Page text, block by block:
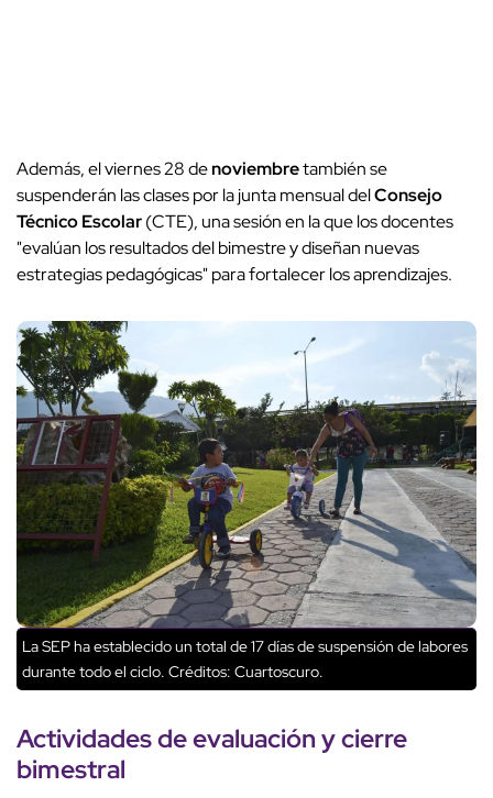
Además, el viernes 28 denoviembretambién se
suspenderán las clases por la junta mensual delConsejo
Técnico Escolar(CTE), una sesión en la que los docentes
"evalúan los resultados del bimestre y diseñan nuevas
estrategias pedagógicas" para fortalecer los aprendizajes.
La SEP ha establecido un total de 17 días de suspensión de labores
durante todo el ciclo. Créditos: Cuartoscuro.
Actividades de evaluación ycierre
bimestral